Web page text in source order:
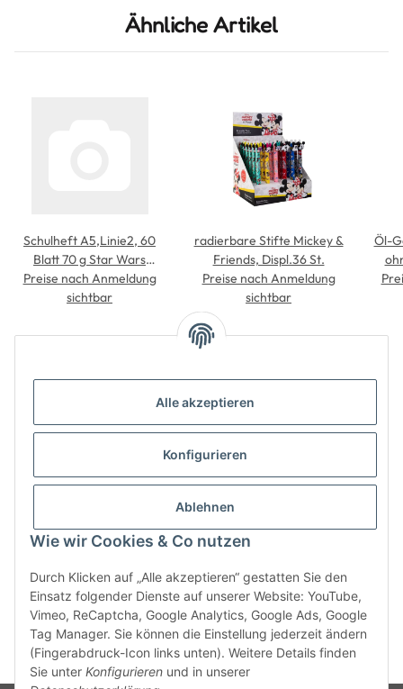
Alle akzeptieren
Konfigurieren
Ablehnen
Wie wir Cookies & Co nutzen
Durch Klicken auf „Alle akzeptieren“ gestatten Sie den
Einsatz folgender Dienste auf unserer Website: YouTube,
Vimeo, ReCaptcha, Google Analytics, Google Ads, Google
Tag Manager. Sie können die Einstellung jederzeit ändern
(Fingerabdruck-Icon links unten). Weitere Details finden
Sie unter Konfigurieren und in unserer
Ähnliche Artikel
Schulheft A5,Linie2, 60
Blatt 70 g Star Wars
BLACK VE6
Preise nach Anmeldung
sichtbar
radierbare Stifte Mickey &
Friends, Displ.36 St.
Preise nach Anmeldung
sichtbar
Öl-
Informationen
Gesetzliche Informationen
* Alle Preise zzgl. gesetzlicher USt., zzgl.Versand